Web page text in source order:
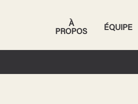
À
PROPOS
ÉQUIPE